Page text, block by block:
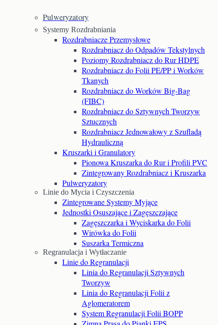
Pulweryzatory
Systemy Rozdrabniania
Rozdrabniacze Przemysłowe
Rozdrabniacz do Odpadów Tekstylnych
Poziomy Rozdrabniacz do Rur HDPE
Rozdrabniacz do Folii PE/PP i Worków
Tkanych
Rozdrabniacz do Worków Big-Bag
(FIBC)
Rozdrabniacz do Sztywnych Tworzyw
Sztucznych
Rozdrabniacz Jednowałowy z Szufladą
Hydrauliczną
Kruszarki i Granulatory
Pionowa Kruszarka do Rur i Profili PVC
Zintegrowany Rozdrabniacz i Kruszarka
Pulweryzatory
Linie do Mycia i Czyszczenia
Zintegrowane Systemy Myjące
Jednostki Osuszające i Zagęszczające
Zagęszczarka i Wyciskarka do Folii
Wirówka do Folii
Suszarka Termiczna
Regranulacja i Wytłaczanie
Linie do Regranulacji
Linia do Regranulacji Sztywnych
Tworzyw
Linia do Regranulacji Folii z
Aglomeratorem
System Regranulacji Folii BOPP